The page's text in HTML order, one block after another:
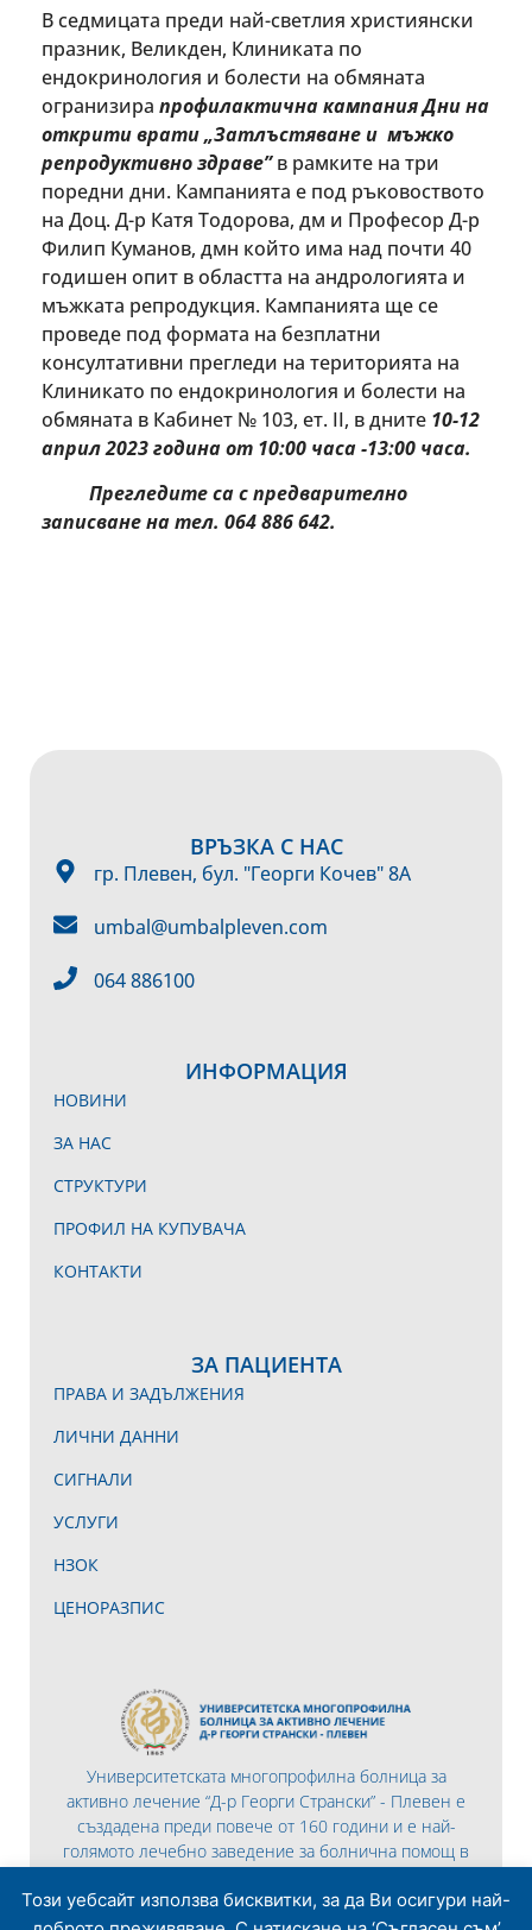
Този уебсайт използва бисквитки, за да Ви осигури най-
В седмицата преди най-светлия християнски
празник, Великден, Клиниката по
ендокринология и болести на обмяната
огранизира профилактична кампания Дни на
открити врати „Затлъстяване и мъжко
репродуктивно здраве”в рамките на три
поредни дни. Кампанията е под ръковоството
на Доц. Д-р Катя Тодорова, дм и Професор Д-р
Филип Куманов, дмн който има над почти 40
годишен опит в областта на андрологията и
мъжката репродукция. Кампанията ще се
проведе под формата на безплатни
консултативни прегледи на територията на
Клиникато по ендокринология и болести на
обмяната в Кабинет № 103, ет. ІІ, в дните 10-12
април 2023 година от 10:00 часа -13:00 часа.
Прегледите са с предварително
записване на тел. 064 886 642.
Университетската многопрофилна болница за
активно лечение “Д-р Георги Странски” - Плевен е
създадена преди повече от 160 години и е най-
голямото лечебно заведение за болнична помощ в
ИНФОРМАЦИЯ
НОВИНИ
ЗА НАС
СТРУКТУРИ
ПРОФИЛ НА КУПУВАЧА
КОНТАКТИ
ЗА ПАЦИЕНТА
ПРАВА И ЗАДЪЛЖЕНИЯ
ЛИЧНИ ДАННИ
СИГНАЛИ
УСЛУГИ
НЗОК
ЦЕНОРАЗПИС
ВРЪЗКА С НАС
гр. Плевен, бул. "Георги Кочев" 8А
umbal@umbalpleven.com
064 886100